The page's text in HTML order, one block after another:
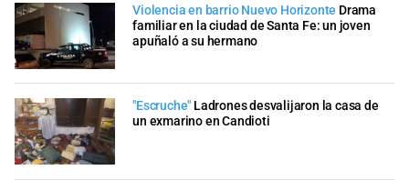
Violencia en barrio Nuevo Horizonte Drama
familiar en la ciudad de Santa Fe: un joven
apuñaló a su hermano
"Escruche" Ladrones desvalijaron la casa de
un exmarino en Candioti